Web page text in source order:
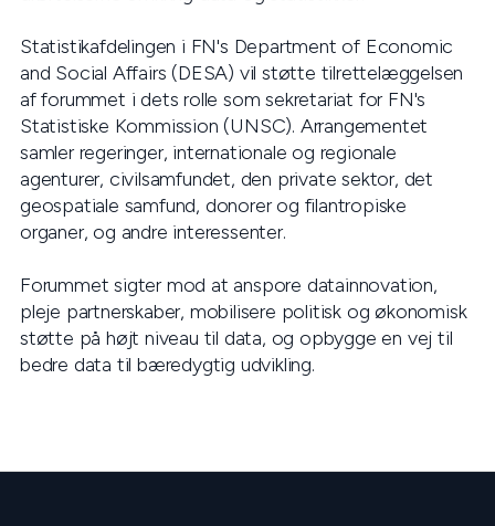
Statistikafdelingen i FN's Department of Economic
and Social Affairs (DESA) vil støtte tilrettelæggelsen
af forummet i dets rolle som sekretariat for FN's
Statistiske Kommission (UNSC). Arrangementet
samler regeringer, internationale og regionale
agenturer, civilsamfundet, den private sektor, det
geospatiale samfund, donorer og filantropiske
organer, og andre interessenter.
Forummet sigter mod at anspore datainnovation,
pleje partnerskaber, mobilisere politisk og økonomisk
støtte på højt niveau til data, og opbygge en vej til
bedre data til bæredygtig udvikling.